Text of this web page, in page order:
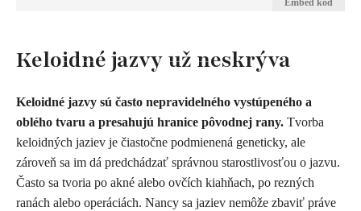
Embed kód
Keloidné jazvy už neskrýva
Keloidné jazvy sú často nepravidelného vystúpeného a
oblého tvaru a presahujú hranice pôvodnej rany. Tvorba
keloidných jaziev je čiastočne podmienená geneticky, ale
zároveň sa im dá predchádzať správnou starostlivosťou o jazvu.
Často sa tvoria po akné alebo ovčích kiahňach, po rezných
ranách alebo operáciách. Nancy sa jaziev nemôže zbaviť práve